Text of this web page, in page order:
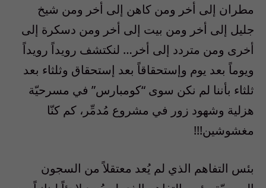
مطران إلى أخر ومن كاهن إلى أخر ومن شيخ
جليل إلى أخر ومن بيت إلى أخر ومن دسكرة إلى
أخرى ومن متردد إلى أخر… لنكتشف رويداً رويداً
ويوماً بعد يوم وإستحقاقاً بعد إستحقاق وثلثاء بعد
ثلثاء بأننا لم نكن سوى “كومبارس” في مسرحيّة
هزلية وشهود زور في مشروع مُدمِّر، كم كنّا
مغشوشين!!!
بئس التفاهم الذي لم يُعد معتقلاً من السجون